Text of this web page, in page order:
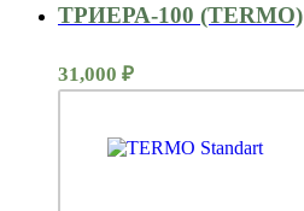
ТРИЕРА-100 (TERMO)
31,000 ₽